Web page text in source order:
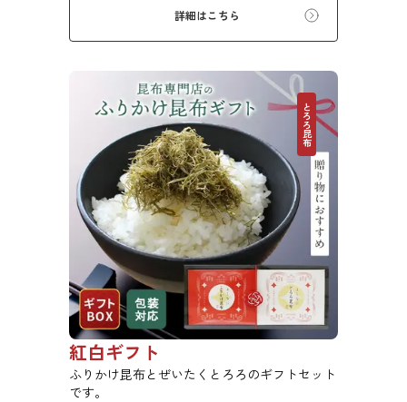
詳細はこちら
とろろ昆布
紅白ギフト
ふりかけ昆布とぜいたくとろろのギフトセット
です。